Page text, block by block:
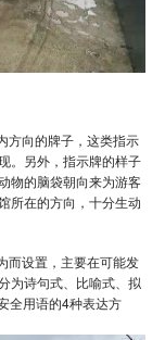
方向的牌子，这类指示
。另外，指示牌的样子
物的脑袋朝向来为游客
所在的方向，十分生动
而设置，主要在可能发
为诗句式、比喻式、拟
全用语的4种表达方